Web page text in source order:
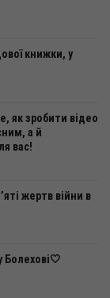
книжки, у
як зробити відео
а й
вас!
жертв війни в